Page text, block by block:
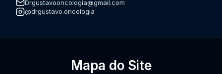
Drgustavooncologia@gmail.com
@drgustavo.oncologia
Mapa do Site